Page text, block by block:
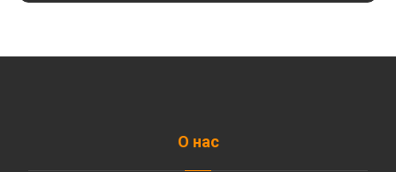
О нас